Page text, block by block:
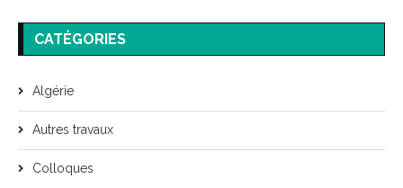
CATÉGORIES
Algérie
Autres travaux
Colloques